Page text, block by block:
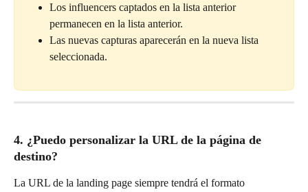
Los influencers captados en la lista anterior
permanecen en la lista anterior.
Las nuevas capturas aparecerán en la nueva lista
seleccionada.
4. ¿Puedo personalizar la URL de la página de
destino?
La URL de la landing page siempre tendrá el formato